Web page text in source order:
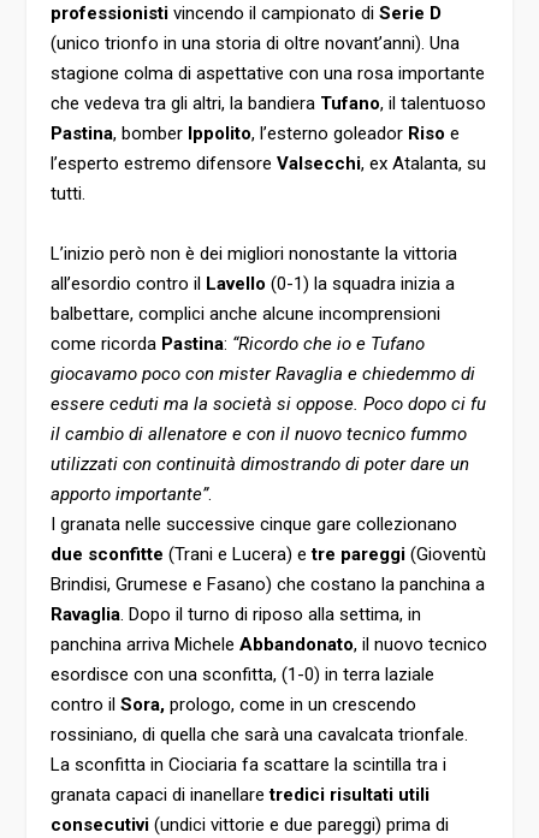
professionisti vincendo il campionato diSerie D
(unico trionfo in una storia di oltre novant’anni). Una
stagione colma di aspettative con una rosa importante
che vedeva tra gli altri, la bandiera Tufano, il talentuoso
Pastina, bomber Ippolito, l’esterno goleador Riso e
l’esperto estremo difensoreValsecchi, ex Atalanta, su
tutti.
L’inizio però non è dei migliori nonostante la vittoria
all’esordio contro il Lavello (0-1) la squadra inizia a
balbettare, complici anche alcune incomprensioni
come ricorda Pastina: “Ricordo che io e Tufano
giocavamo poco con mister Ravaglia e chiedemmo di
essere ceduti ma la società si oppose. Poco dopo ci fu
il cambio di allenatore e con il nuovo tecnico fummo
utilizzati con continuità dimostrando di poter dare un
apporto importante”.
I granata nelle successive cinque gare collezionano
due sconfitte (Trani e Lucera) etre pareggi (Gioventù
Brindisi, Grumese e Fasano) che costano la panchina a
Ravaglia. Dopo il turno di riposo alla settima, in
panchina arriva MicheleAbbandonato, il nuovo tecnico
esordisce con una sconfitta, (1-0) in terra laziale
contro ilSora,prologo, come in un crescendo
rossiniano, di quella che sarà una cavalcata trionfale.
La sconfitta in Ciociaria fa scattare la scintilla tra i
granata capaci di inanellaretredici risultati utili
consecutivi (undici vittorie e due pareggi) prima di